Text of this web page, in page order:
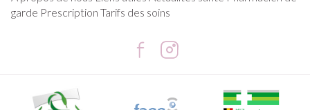
garde Prescription Tarifs des soins